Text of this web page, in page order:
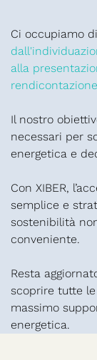
CASI DI SUCCESSO
NEWS
Ci occupiamo
alla
Il nostro
necessari per
energetica e
Con XIBER,
semplice e
sostenibilità
conveniente.
Resta
scoprire tutte
massimo
energetica.